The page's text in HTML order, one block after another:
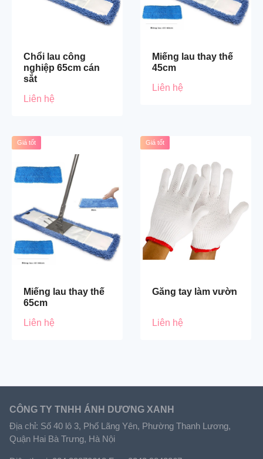
Chổi lau công
nghiệp 65cm cán
sắt
Liên hệ
Miếng lau thay thế
45cm
Liên hệ
Giá tốt
Miếng lau thay thế
65cm
Liên hệ
Giá tốt
Găng tay làm vườn
Liên hệ
CÔNG TY TNHH ÁNH DƯƠNG XANH
Địa chỉ: Số 40 lô 3, Phố Lãng Yên, Phường Thanh Lương,
Quận Hai Bà Trưng, Hà Nội